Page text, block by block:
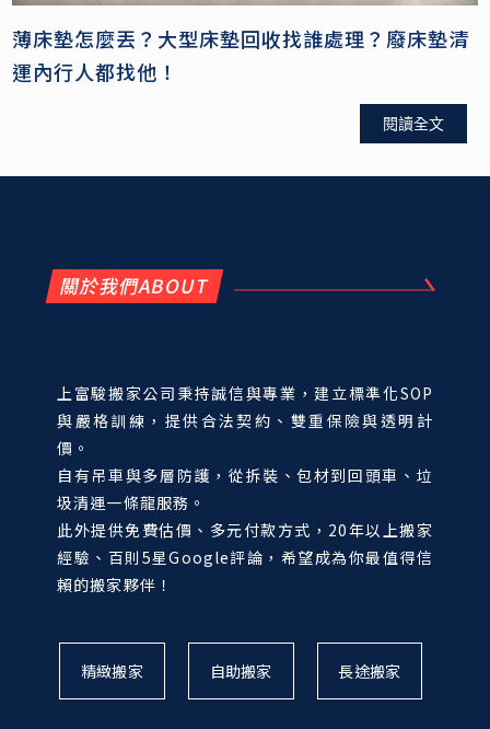
薄床墊怎麼丟？大型床墊回收找誰處理？廢床墊清
運內行人都找他！
閱讀全文
關於我們ABOUT
上富駿搬家公司秉持誠信與專業，建立標準化SOP
與嚴格訓練，提供合法契約、雙重保險與透明計
價。
自有吊車與多層防護，從拆裝、包材到回頭車、垃
圾清運一條龍服務。
此外提供免費估價、多元付款方式，20年以上搬家
經驗、百則5星Google評論，希望成為你最值得信
賴的搬家夥伴！
精緻搬家 自助搬家 長途搬家